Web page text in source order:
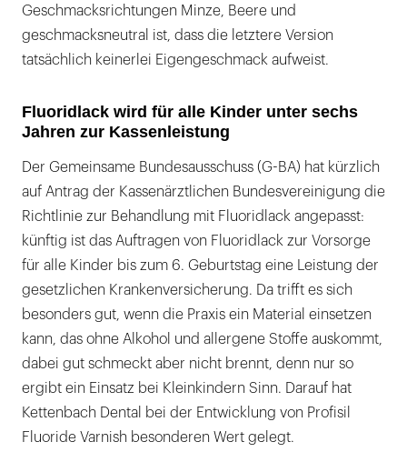
Geschmacksrichtungen Minze, Beere und
geschmacksneutral ist, dass die letztere Version
tatsächlich keinerlei Eigengeschmack aufweist.
Fluoridlack wird für alle Kinder unter sechs
Jahren zur Kassenleistung
Der Gemeinsame Bundesausschuss (G-BA) hat kürzlich
auf Antrag der Kassenärztlichen Bundesvereinigung die
Richtlinie zur Behandlung mit Fluoridlack angepasst:
künftig ist das Auftragen von Fluoridlack zur Vorsorge
für alle Kinder bis zum 6. Geburtstag eine Leistung der
gesetzlichen Krankenversicherung. Da trifft es sich
besonders gut, wenn die Praxis ein Material einsetzen
kann, das ohne Alkohol und allergene Stoffe auskommt,
dabei gut schmeckt aber nicht brennt, denn nur so
ergibt ein Einsatz bei Kleinkindern Sinn. Darauf hat
Kettenbach Dental bei der Entwicklung von Profisil
Fluoride Varnish besonderen Wert gelegt.